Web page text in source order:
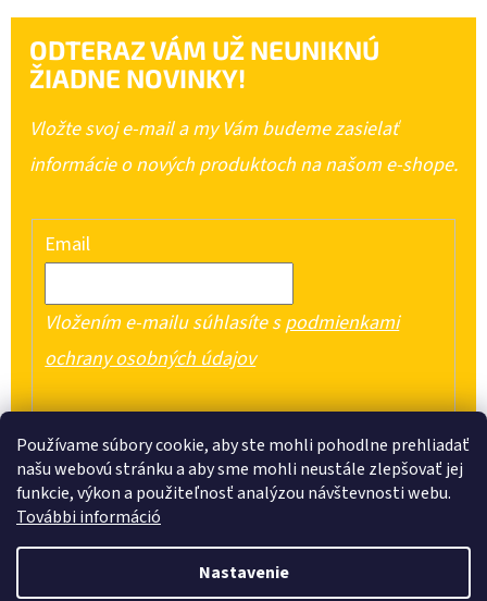
Používame súbory cookie, aby ste mohli pohodlne prehliadať
našu webovú stránku a aby sme mohli neustále zlepšovať jej
funkcie, výkon a použiteľnosť analýzou návštevnosti webu.
További információ
Nastavenie
ODTERAZ VÁM UŽ NEUNIKNÚ
ŽIADNE NOVINKY!
Vložte svoj e-mail a my Vám budeme zasielať
informácie o nových produktoch na našom e-shope.
Email
Vložením e-mailu súhlasíte spodmienkami
ochrany osobných údajov
PRIHLÁSIŤ SA
Z
Á
Vytvoril Shoptet